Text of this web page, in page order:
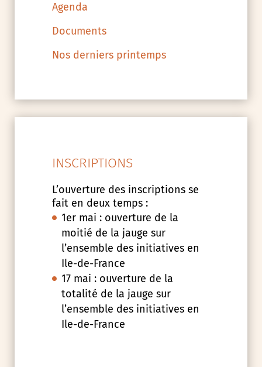
Agenda
Documents
Nos derniers printemps
INSCRIPTIONS
L’ouverture des inscriptions se
fait en deux temps :
1er mai : ouverture de la
moitié de la jauge sur
l’ensemble des initiatives en
Ile-de-France
17 mai : ouverture de la
totalité de la jauge sur
l’ensemble des initiatives en
Ile-de-France